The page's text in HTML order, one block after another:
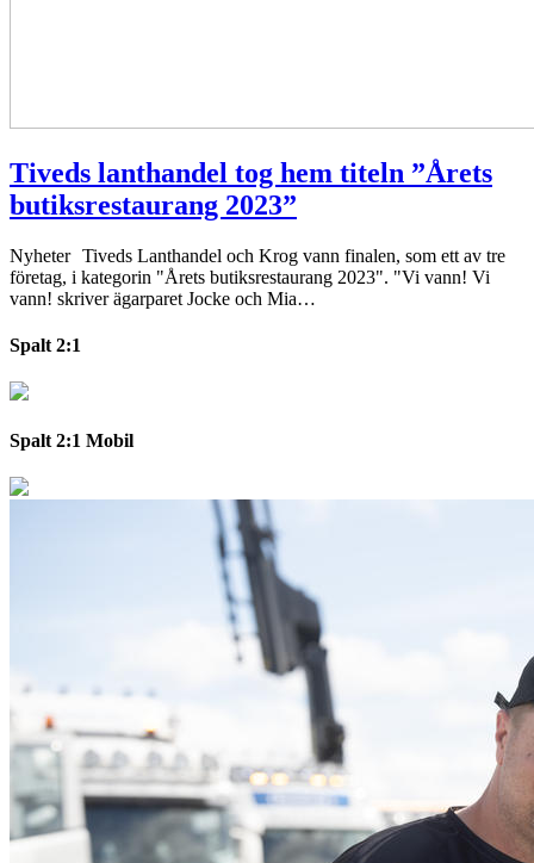
Tiveds lanthandel tog hem titeln ”Årets
butiksrestaurang 2023”
Nyheter Tiveds Lanthandel och Krog vann finalen, som ett av tre
företag, i kategorin "Årets butiksrestaurang 2023". "Vi vann! Vi
vann! skriver ägarparet Jocke och Mia…
Spalt 2:1
Spalt 2:1 Mobil